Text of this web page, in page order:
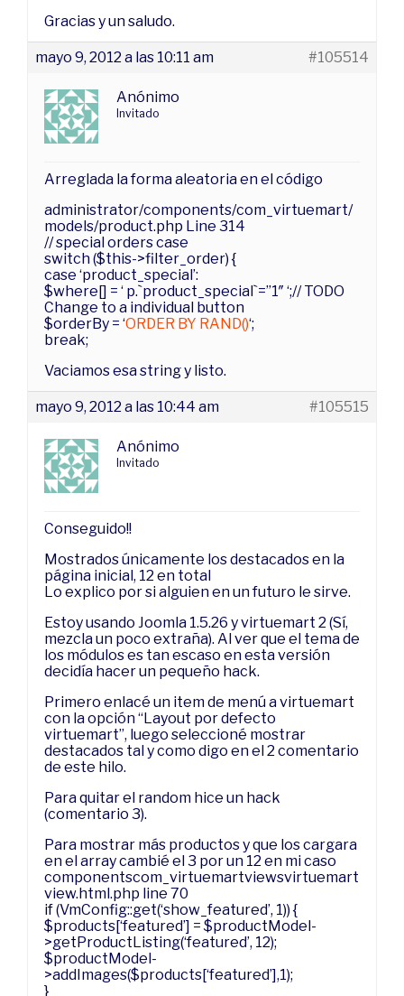
Gracias y un saludo.
mayo 9, 2012 a las 10:11 am #105514
Anónimo
Invitado
Arreglada la forma aleatoria en el código
administrator/components/com_virtuemart/
models/product.php Line 314
// special orders case
switch ($this->filter_order) {
case ‘product_special’:
$where[] = ‘ p.`product_special`=”1″ ‘;// TODO
Change to a individual button
$orderBy = ‘ORDER BY RAND()‘;
break;
Vaciamos esa string y listo.
mayo 9, 2012 a las 10:44 am #105515
Anónimo
Invitado
Conseguido!!
Mostrados únicamente los destacados en la
página inicial, 12 en total
Lo explico por si alguien en un futuro le sirve.
Estoy usando Joomla 1.5.26 y virtuemart 2 (Sí,
mezcla un poco extraña). Al ver que el tema de
los módulos es tan escaso en esta versión
decidía hacer un pequeño hack.
Primero enlacé un item de menú a virtuemart
con la opción “Layout por defecto
virtuemart”, luego seleccioné mostrar
destacados tal y como digo en el 2 comentario
de este hilo.
Para quitar el random hice un hack
(comentario 3).
Para mostrar más productos y que los cargara
en el array cambié el 3 por un 12 en mi caso
componentscom_virtuemartviewsvirtuemart
view.html.php line 70
if (VmConfig::get(‘show_featured’, 1)) {
$products[‘featured’] = $productModel-
>getProductListing(‘featured’, 12);
$productModel-
>addImages($products[‘featured’],1);
}